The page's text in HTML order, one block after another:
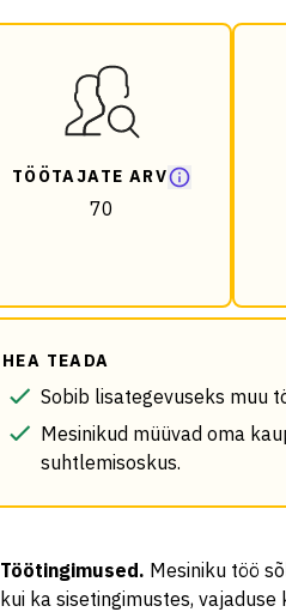
TÖÖTAJATE ARV
70
HEA TEADA
Sobib lisategevuseks muu
Mesinikud müüvad oma
suhtlemisoskus.
Töötingimused. Mesiniku töö
kui ka sisetingimustes,